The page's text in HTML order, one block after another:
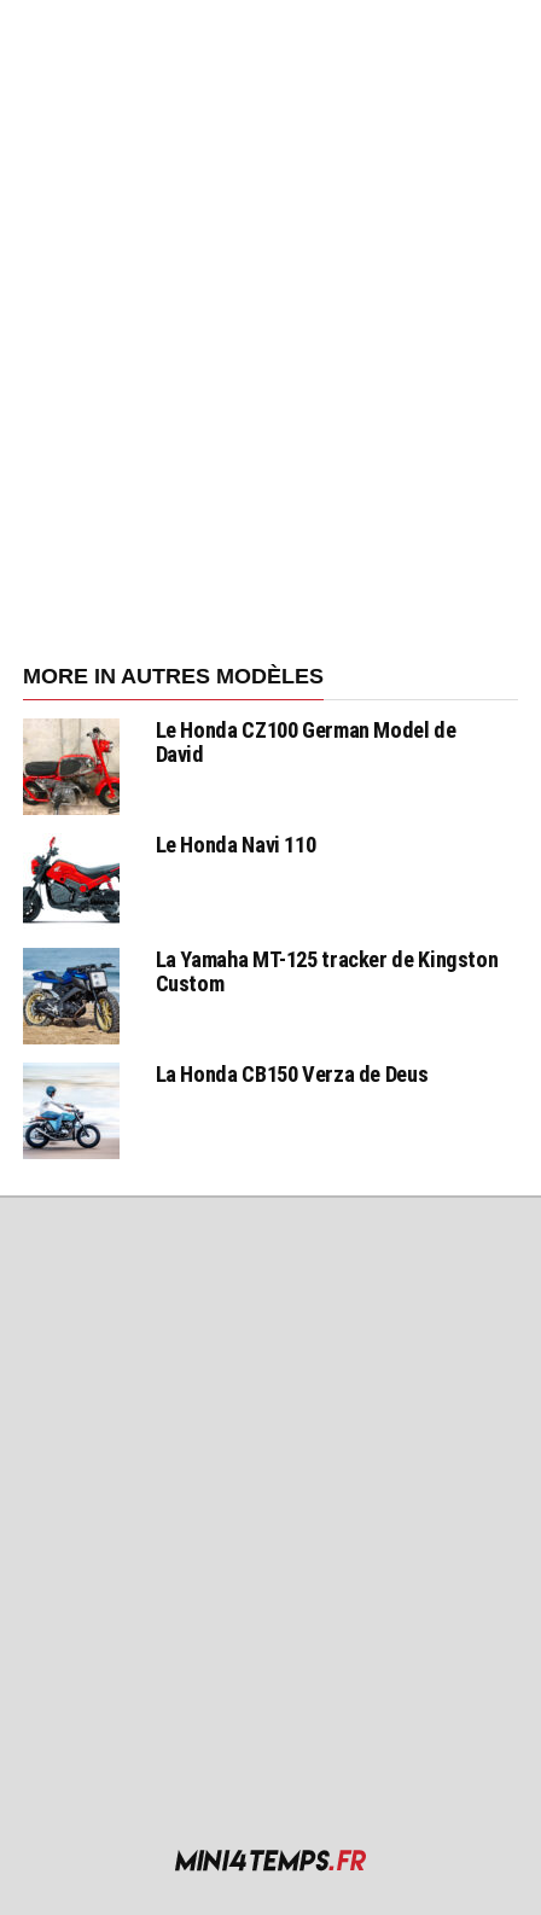
MORE IN AUTRES MODÈLES
Le Honda CZ100 German Model de
David
Le Honda Navi 110
La Yamaha MT-125 tracker de Kingston
Custom
La Honda CB150 Verza de Deus